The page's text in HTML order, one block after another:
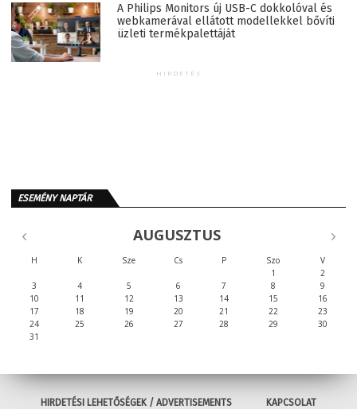
A Philips Monitors új USB-C dokkolóval és
webkamerával ellátott modellekkel bővíti
üzleti termékpalettáját
HIRDETÉS
ESEMÉNY NAPTÁR
AUGUSZTUS
H K Sze Cs P Szo
V
1
2
3
4 5 6 7 8
9
10
11 12 13 14 15
16
17
18 19 20 21 22
23
24
25 26 27 28 29
30
31
HIRDETÉSI LEHETŐSÉGEK / ADVERTISEMENTS KAPCSOLAT